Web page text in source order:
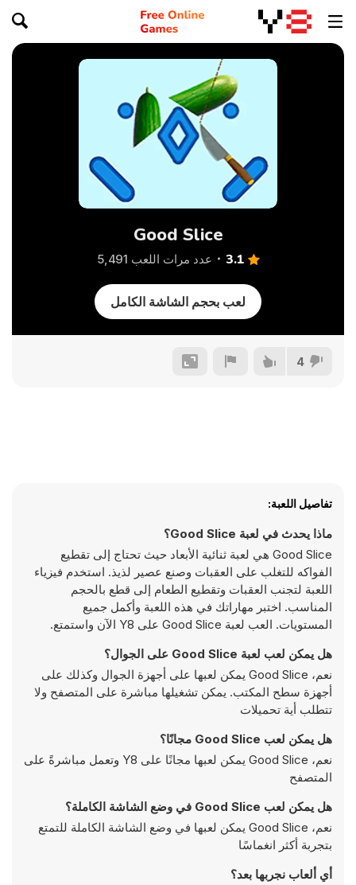
Good Slice
3.1 عدد مرات اللعب 5,491
لعب بحجم الشاشة الكامل
4
تفاصيل اللعبة:
ماذا يحدث في لعبة Good Slice؟
Good Slice هي لعبة ثنائية الأبعاد حيث تحتاج إلى تقطيع
الفواكه للتغلب على العقبات وصنع عصير لذيذ. استخدم فيزياء
اللعبة لتجنب العقبات وتقطيع الطعام إلى قطع بالحجم
المناسب. اختبر مهاراتك في هذه اللعبة وأكمل جميع
المستويات. العب لعبة Good Slice على Y8 الآن واستمتع.
هل يمكن لعب لعبة Good Slice على الجوال؟
نعم، Good Slice يمكن لعبها على أجهزة الجوال وكذلك على
أجهزة سطح المكتب. يمكن تشغيلها مباشرة على المتصفح ولا
تتطلب أية تحميلات
هل يمكن لعب Good Slice مجانًا؟
نعم، Good Slice يمكن لعبها مجانًا على Y8 وتعمل مباشرةً على
المتصفح
هل يمكن لعب Good Slice في وضع الشاشة الكاملة؟
نعم، Good Slice يمكن لعبها في وضع الشاشة الكاملة للتمتع
بتجربة أكثر انغماسًا
أي ألعاب نجربها بعد؟